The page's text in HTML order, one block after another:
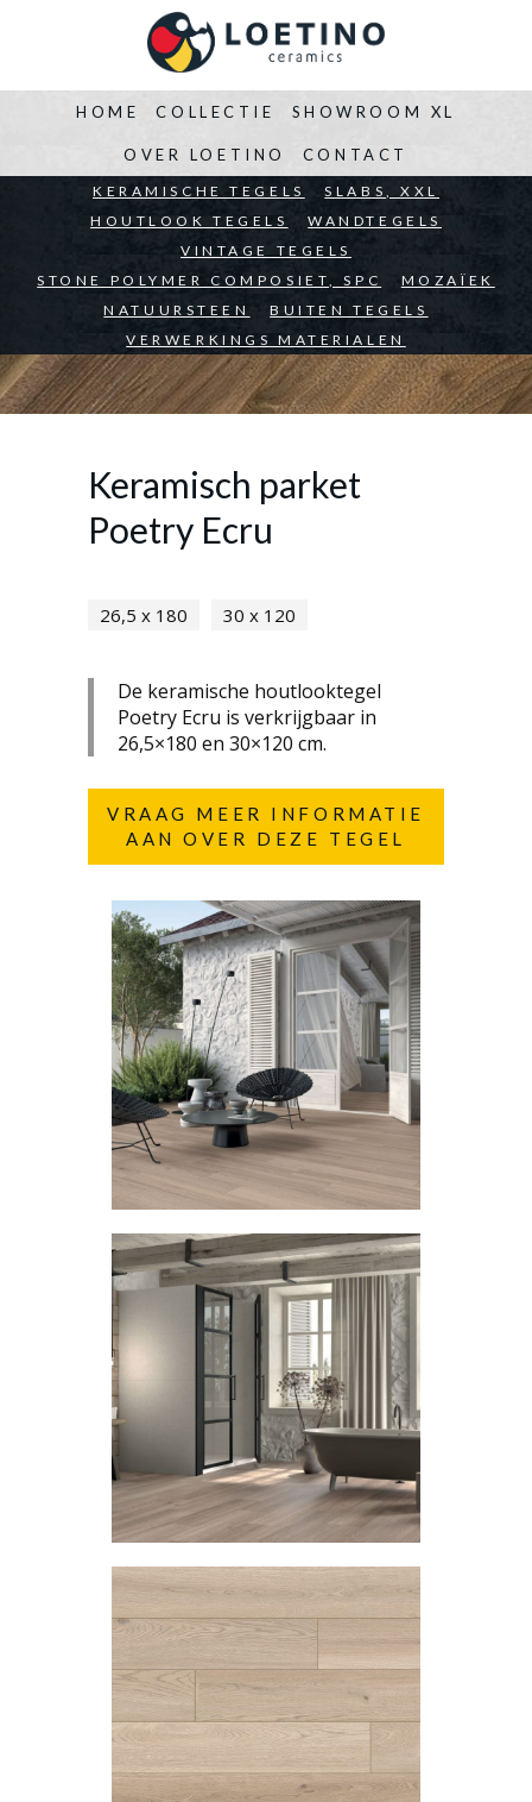
HOME
BEDRIJVEN ARCHITECTEN PARTICULIEREN
COLLECTIE
KERAMISCHE TEGELS
SLABS, XXL
HOUTLOOK TEGELS
WANDTEGELS
VINTAGE TEGELS
STONE POLYMER COMPOSIET, SPC
MOZAÏEK
NATUURSTEEN
BUITEN TEGELS
VERWERKINGS MATERIALEN
SHOWROOM XL
OVER LOETINO CONTACT
Keramisch parket
Poetry Ecru
26,5 x 180 30 x 120
De keramische houtlooktegel
Poetry Ecru is verkrijgbaar in
26,5×180 en 30×120 cm.
VRAAG MEER INFORMATIE
AAN OVER DEZE TEGEL